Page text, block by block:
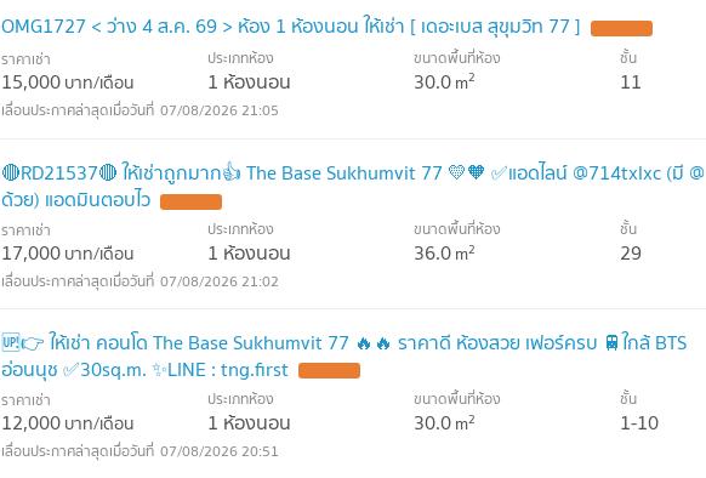
OMG1727 < ว่าง 4 ส.ค. 69 > ห้อง 1 ห้องนอน ให้เช่า [ เดอะเบส สุขุมวิท 77 ]
ราคาเช่า
15,000บาท/เดือน
ประเภทห้อง
1 ห้องนอน
ขนาดพื้นที่ห้อง
30.0m2
ชั้น
11
07/08/2026 21:05
🔴RD21537🔴 ให้เช่าถูกมาก👍 The Base Sukhumvit 77 💛🧡 ✅แอดไลน์ @714txlxc (มี @
ด้วย) แอดมินตอบไว
ราคาเช่า
17,000บาท/เดือน
ประเภทห้อง
1 ห้องนอน
ขนาดพื้นที่ห้อง
36.0m2
ชั้น
29
07/08/2026 21:02
🆙👉 ให้เช่า คอนโด The Base Sukhumvit 77 🔥🔥 ราคาดี ห้องสวย เฟอร์ครบ 🚆ใกล้ BTS
อ่อนนุช ✅30sq.m. ✨LINE : tng.first
ราคาเช่า
12,000บาท/เดือน
ประเภทห้อง
1 ห้องนอน
ขนาดพื้นที่ห้อง
30.0m2
ชั้น
1-10
07/08/2026 20:51